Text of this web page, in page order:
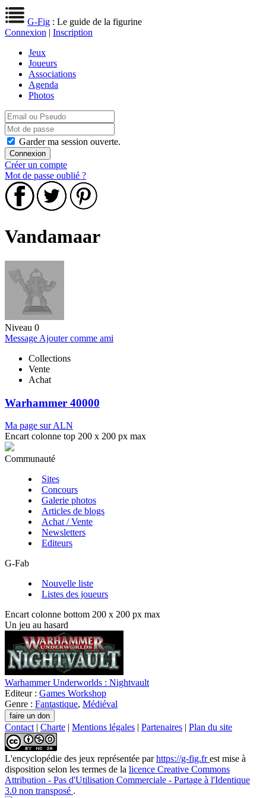
G-Fig : Le guide de la figurine
Connexion | Inscription
Jeux
Joueurs
Associations
Agenda
Photos
Garder ma session ouverte.
Créer un compte
Mot de passe oublié ?
Vandamaar
Niveau 0
Message Ajouter comme ami
Collections
Vente
Achat
Warhammer 40000
Ma page sur ALN
Encart colonne top 200 x 200 px max
Communauté
Sites
Concours
Galerie photos
Articles de blogs
Achat / Vente
Newsletters
Editeurs
G-Fab
Nouvelle liste
Listes des joueurs
Encart colonne bottom 200 x 200 px max
Un jeu au hasard
Warhammer Underworlds : Nightvault
Editeur : Games Workshop
Genre : Fantastique, Médiéval
Contact | Charte | Mentions légales | Partenaires | Plan du site
L'encyclopédie des jeux représentée parhttps://g-fig.frest mise à
disposition selon les termes de la licence Creative Commons
Attribution - Pas d'Utilisation Commerciale - Partage à l'Identique
3.0 non transposé .